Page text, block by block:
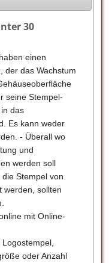
30
einen
der das Wachstum
seine Stempel-
das
Es kann weder
- Überall wo
und
werden soll
Stempel von
werden, sollten
mit Online-
oder Anzahl